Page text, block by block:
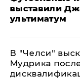
выставили
ультиматум
В "Челси"
Мудрика